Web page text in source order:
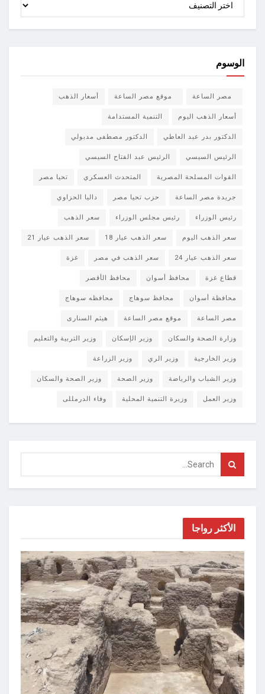
الوسوم
مصر الساعة موقع مصر الساعة أسعار الذهب
أسعار الذهب اليوم التنمية المستدامة
الدكتور بدر عبد العاطي الدكتور مصطفى مدبولي
الرئيس السيسي الرئيس عبد الفتاح السيسي
القوات المسلحة المصرية المتحدث العسكري تحيا مصر
جريدة مصر الساعة حزب تحيا مصر داليا الحزاوي
رئيس الوزراء رئيس مجلس الوزراء سعر الذهب
سعر الذهب اليوم سعر الذهب عيار 18 سعر الذهب عيار 21
سعر الذهب عيار 24 سعر الذهب في مصر غزة
قطاع غزة محافظ أسوان محافظ الأقصر
محافظة أسوان محافظ سوهاج محافظه سوهاج
مصر الساعة موقع مصر الساعة هيثم السنارى
وزارة الصحة والسكان وزير الإسكان وزير التربية والتعليم
وزير الخارجية وزير الري وزير الزراعة
وزير الشباب والرياضة وزير الصحة وزير الصحة والسكان
وزير العمل وزيرة التنمية المحلية وفاء الدرمللى
الأكثر رواجا